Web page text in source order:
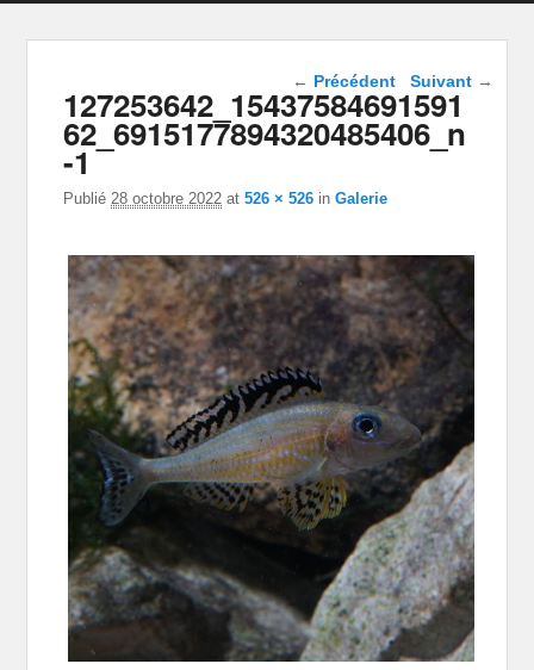
Navigation dans les
images
← Précédent Suivant →
127253642_15437584691591
62_6915177894320485406_n
-1
Publié 28 octobre 2022 at526 × 526 inGalerie